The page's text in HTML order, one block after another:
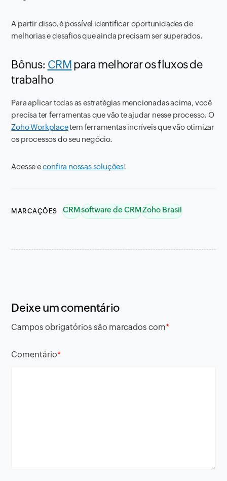
A partir disso, é possível identificar oportunidades de
melhorias e desafios que ainda precisam ser superados.
Bônus: CRM para melhorar os fluxos de
trabalho
Para aplicar todas as estratégias mencionadas acima, você
precisa ter ferramentas que vão te ajudar nesse processo. O
Zoho Workplacetem ferramentas incríveis que vão otimizar
os processos do seu negócio.
Acesse econfira nossas soluções!
MARCAÇÕES CRMsoftware de CRMZoho Brasil
Deixe um comentário
Campos obrigatórios são marcados com*
Comentário*